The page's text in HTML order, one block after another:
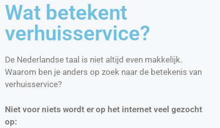
Wat betekent
verhuisservice?
De Nederlandse taal is niet altijd even makkelijk.
Waarom ben je anders op zoek naar de betekenis van
verhuisservice?
Niet voor niets wordt er op het internet veel gezocht
op: